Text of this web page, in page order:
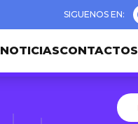
NOTICIASCONTACTOS